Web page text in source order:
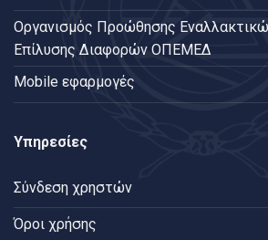
Oργανισμός Προώθησης
Επίλυσης Διαφορών ΟΠΕΜΕΔ
Mobile εφαρμογές
Υπηρεσίες
Σύνδεση χρηστών
Όροι χρήσης